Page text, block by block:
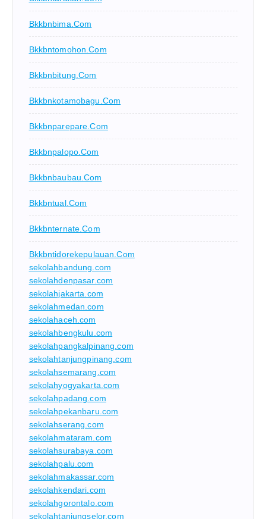
Bkkbnbima.com
Bkkbntomohon.com
Bkkbnbitung.com
Bkkbnkotamobagu.com
Bkkbnparepare.com
Bkkbnpalopo.com
Bkkbnbaubau.com
Bkkbntual.com
Bkkbnternate.com
Bkkbntidorekepulauan.com
sekolahbandung.com
sekolahdenpasar.com
sekolahjakarta.com
sekolahmedan.com
sekolahaceh.com
sekolahbengkulu.com
sekolahpangkalpinang.com
sekolahtanjungpinang.com
sekolahsemarang.com
sekolahyogyakarta.com
sekolahpadang.com
sekolahpekanbaru.com
sekolahserang.com
sekolahmataram.com
sekolahsurabaya.com
sekolahpalu.com
sekolahmakassar.com
sekolahkendari.com
sekolahgorontalo.com
sekolahtanjungselor.com